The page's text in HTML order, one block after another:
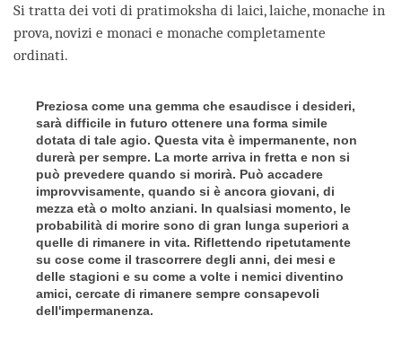
Si tratta dei voti di pratimoksha di laici, laiche, monache in
prova, novizi e monaci e monache completamente
ordinati.
Preziosa come una gemma che esaudisce i desideri,
sarà difficile in futuro ottenere una forma simile
dotata di tale agio. Questa vita è impermanente, non
durerà per sempre. La morte arriva in fretta e non si
può prevedere quando si morirà. Può accadere
improvvisamente, quando si è ancora giovani, di
mezza età o molto anziani. In qualsiasi momento, le
probabilità di morire sono di gran lunga superiori a
quelle di rimanere in vita. Riflettendo ripetutamente
su cose come il trascorrere degli anni, dei mesi e
delle stagioni e su come a volte i nemici diventino
amici, cercate di rimanere sempre consapevoli
dell'impermanenza.